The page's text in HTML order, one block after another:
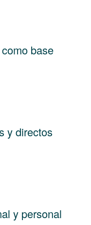
base
y directos
y personal